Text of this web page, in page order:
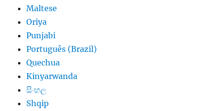
Maltese
Oriya
Punjabi
Português (Brazil)
Quechua
Kinyarwanda
සිංහල
Shqip